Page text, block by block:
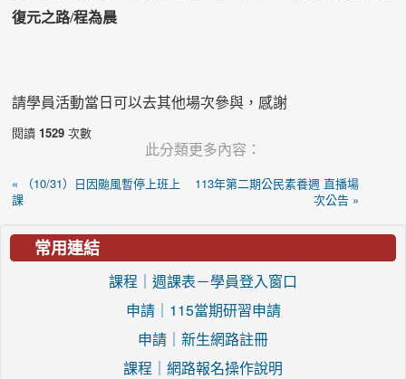
復元之路/程為晨
請學員活動當日可以去其他場次參與，感謝
閱讀1529 次數
此分類更多內容：
« （10/31）日因颱風暫停上班上
課
113年第二期公民素養週 直播場
次公告 »
常用連結
課程｜週課表－學員登入窗口
申請｜115當期研習申請
申請｜新生網路註冊
課程｜網路報名操作說明